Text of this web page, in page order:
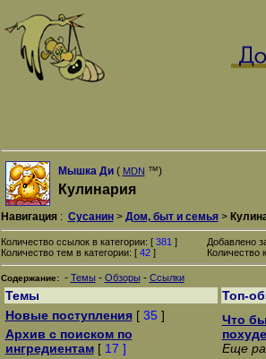
Мышка Ди( MDN ™)
Кулинария
Навигация: Сусанин> Дом, быт и семья>
Количество ссылок в категории: [ 381 ]
Количество тем в категории: [ 42]
Добавлено
Количество
Содержание: - Темы - Обзоры - Ссылки
Темы
Топ-
Новые поступления[ 35 ]
Архив с поиском по
ингредиентам[ 17 ]
Что
Еще